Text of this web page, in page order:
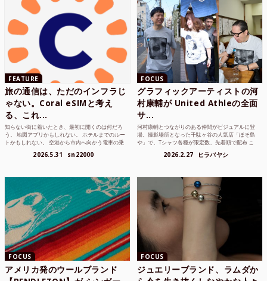
FEATURE
旅の通信は、ただのインフラじ
ゃない。Coral eSIMと考え
る、これ...
知らない街に着いたとき、最初に開くのは何だろ
う。 地図アプリかもしれない。 ホテルまでのルー
トかもしれない。 空港から市内へ向かう電車の乗
2026.5.31 sn22000
FOCUS
グラフィックアーティストの河
村康輔が United Athleの全面
サ...
河村康輔とつながりのある仲間がビジュアルに登
場。撮影場所となった千駄ヶ谷の人気店「ほそ島
や」で、Tシャツ各種が限定数、先着順で配布 こ
2026.2.27 ヒラバヤシ
FOCUS
アメリカ発のウールブランド
FOCUS
ジュエリーブランド、ラムダか